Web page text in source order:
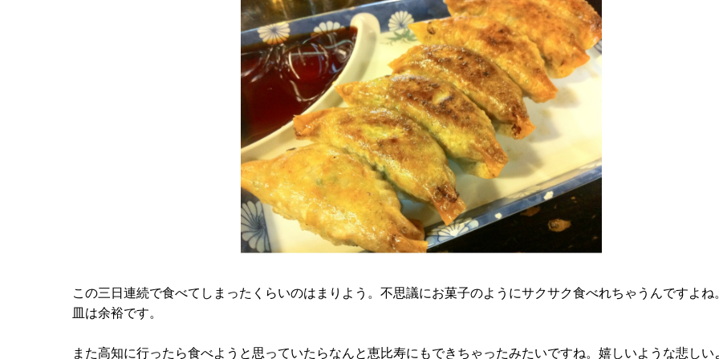
この三日連続で食べてしまったくらいのはまりよう。不思議にお菓子のようにサクサク食べれちゃうんですよね
皿は余裕です。
また高知に行ったら食べようと思っていたらなんと恵比寿にもできちゃったみたいですね。嬉しいような悲しい